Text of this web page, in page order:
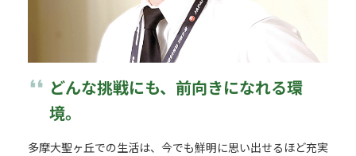
format_quote どんな挑戦にも、前向きになれる環
境。
多摩大聖ヶ丘での生活は、今でも鮮明に思い出せるほど充実